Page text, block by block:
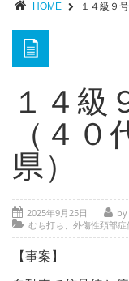
部位別症状
- 部位別解説 ～
- 高次脳機能障
保険の百科事典
事務所紹介
ご相談・お問い
HOME １４級９
１４級
（４０
県）
2025年9月25日
by
むち打ち、外傷性頚部症
【事案】